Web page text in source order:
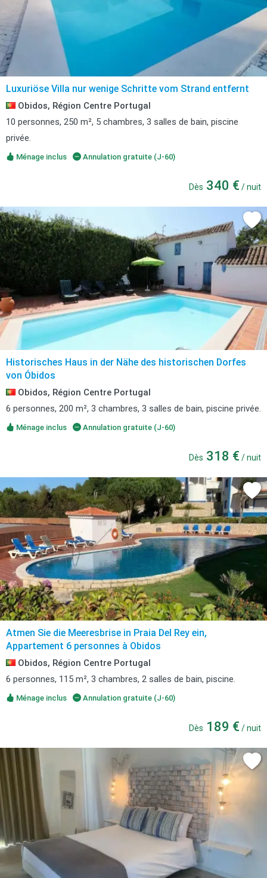
Luxuriöse Villa nur wenige Schritte vom Strand entfernt
Obidos, Région Centre Portugal
10 personnes, 250 m², 5 chambres, 3 salles de bain, piscine
privée.
Ménage inclus Annulation gratuite (J-60)
Dès 340 € / nuit
Historisches Haus in der Nähe des historischen Dorfes
von Óbidos
Obidos, Région Centre Portugal
6 personnes, 200 m², 3 chambres, 3 salles de bain, piscine privée.
Ménage inclus Annulation gratuite (J-60)
Dès 318 € / nuit
Atmen Sie die Meeresbrise in Praia Del Rey ein,
Appartement 6 personnes à Obidos
Obidos, Région Centre Portugal
6 personnes, 115 m², 3 chambres, 2 salles de bain, piscine.
Ménage inclus Annulation gratuite (J-60)
Dès 189 € / nuit